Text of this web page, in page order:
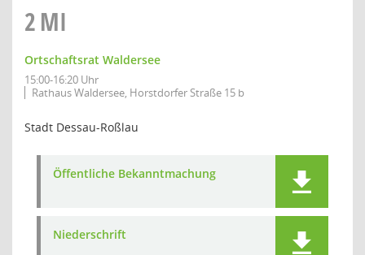
2MI
Ortschaftsrat Waldersee
15:00-16:20 Uhr
Rathaus Waldersee, Horstdorfer Straße 15 b
Stadt Dessau-Roßlau
Öffentliche Bekanntmachung
Niederschrift